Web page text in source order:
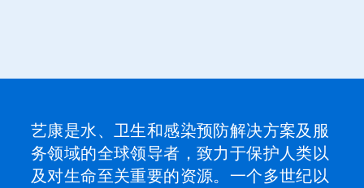
艺康是水、卫生和感染预防解决方案及服
务领域的全球领导者，致力于保护人类以
及对生命至关重要的资源。一个多世纪以